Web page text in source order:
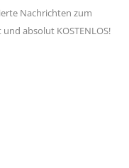
Nachrichten zum
absolut KOSTENLOS!